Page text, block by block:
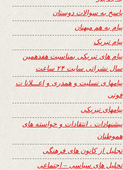
پاسخ به سوالات دوستان
پیام به هم میهنان
پیام تبریک
پیام های تبریکی بمناسبت هفدهمین
سال نشراتی سایت ۲۴ ساعت
پیامها ی تسلیت و همدری و اعـــلانا ت
فوتی
پیامهای تبریکی
پیشنهادات ، انتقادات و خواسته های
هموطنان
تجلیل از کانون های فرهنگی
تحلیل های سیاسی – اجتماعی